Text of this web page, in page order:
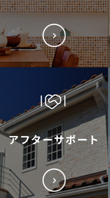
アフターサポート